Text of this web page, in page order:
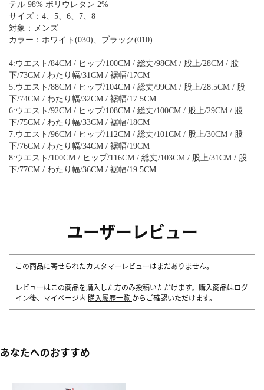
テル 98% ポリウレタン 2%
サイズ：4、5、6、7、8
対象：メンズ
カラー：ホワイト(030)、ブラック(010)
4:ウエスト/84CM / ヒップ/100CM / 総丈/98CM / 股上/28CM / 股
下/73CM / わたり幅/31CM / 裾幅/17CM
5:ウエスト/88CM / ヒップ/104CM / 総丈/99CM / 股上/28.5CM / 股
下/74CM / わたり幅/32CM / 裾幅/17.5CM
6:ウエスト/92CM / ヒップ/108CM / 総丈/100CM / 股上/29CM / 股
下/75CM / わたり幅/33CM / 裾幅/18CM
7:ウエスト/96CM / ヒップ/112CM / 総丈/101CM / 股上/30CM / 股
下/76CM / わたり幅/34CM / 裾幅/19CM
8:ウエスト/100CM / ヒップ/116CM / 総丈/103CM / 股上/31CM / 股
下/77CM / わたり幅/36CM / 裾幅/19.5CM
ユーザーレビュー
この商品に寄せられたカスタマーレビューはまだありません。
レビューはこの商品を購入した方のみ投稿いただけます。購入商品はログ
イン後、マイページ内 購入履歴一覧 からご確認いただけます。
あなたへのおすすめ